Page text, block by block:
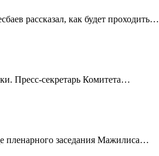
рассказал, как будет проходить…
Пресс-секретарь Комитета…
пленарного заседания Мажилиса…